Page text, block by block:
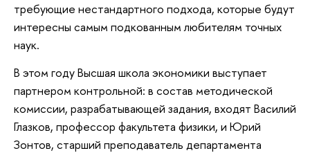
требующие нестандартного подхода, которые будут
интересны самым подкованным любителям точных
наук.
В этом году Высшая школа экономики выступает
партнером контрольной: в состав методической
комиссии, разрабатывающей задания, входят Василий
Глазков, профессор факультета физики, и Юрий
Зонтов, старший преподаватель департамента